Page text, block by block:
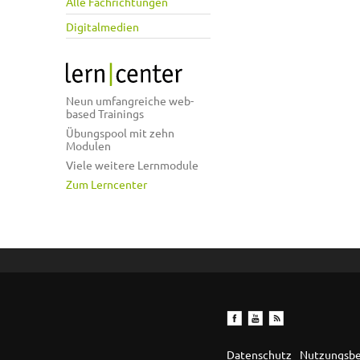
Digitalmedien
Neun umfangreiche web-
based Trainings
Übungspool mit zehn
Modulen
Viele weitere Lernmodule
Zum Lerncenter
Datenschutz